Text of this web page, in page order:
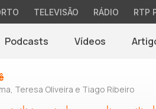
TELEVISÃO RÁDIO RTP
Podcasts Vídeos
Teresa Oliveira e Tiago Ribeiro